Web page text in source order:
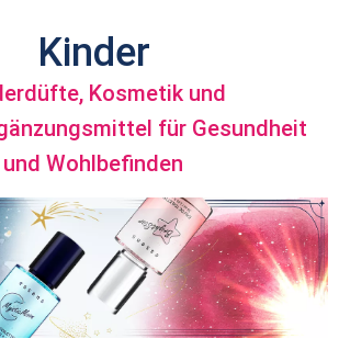
Kinder
Kosmetik und
für Gesundheit
und Wohlbefinden